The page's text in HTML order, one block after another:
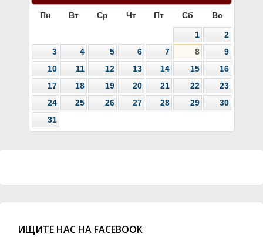
Пн Вт Ср Чт Пт Сб Вс
1
2
3
4 5 6 7 8
9
10
11 12 13 14 15
16
17
18 19 20 21 22
23
24
25 26 27 28 29
30
31
ИЩИТЕ НАС НА FACEBOOK